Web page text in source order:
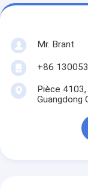
Mr. Brant
+86
Pièce
Guangdong